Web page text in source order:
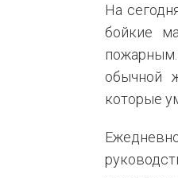
На
бойкие
обычной
которые